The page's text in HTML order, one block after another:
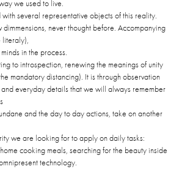
we used to live.
several representative objects of this reality.
never thought before. Accompanying
literaly),
in the process.
to introspection, renewing the meanings of unity
mandatory distancing). It is through observation
everyday details that we will always remember
and the day to day actions, take on another
we are looking for to apply on daily tasks:
cooking meals, searching for the beauty inside
technology.